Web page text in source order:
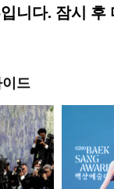
드